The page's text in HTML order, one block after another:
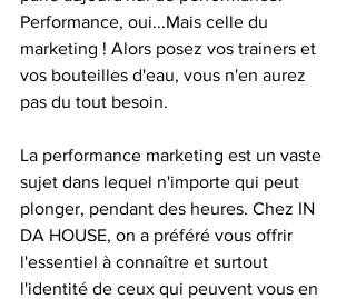
Performance, oui...Mais celle du
marketing ! Alors posez vos trainers et
vos bouteilles d'eau, vous n'en aurez
pas du tout besoin.
La performance marketing est un vaste
sujet dans lequel n'importe qui peut
plonger, pendant des heures. Chez IN
DA HOUSE, on a préféré vous offrir
l'essentiel à connaître et surtout
l'identité de ceux qui peuvent vous en